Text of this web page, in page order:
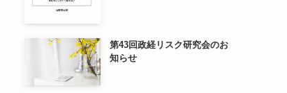
第43回政経リスク研究会のお
知らせ